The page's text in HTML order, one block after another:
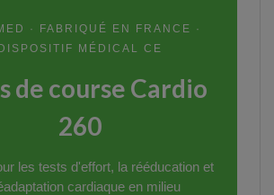
· FABRIQUÉ EN FRANCE ·
DISPOSITIF MÉDICAL CE
de course Cardio
260
les tests d'effort, la rééducation et
cardiaque en milieu